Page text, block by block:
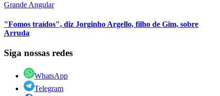
Grande Angular
"Fomos traídos", diz Jorginho Argello, filho de Gim, sobre
Arruda
Siga nossas redes
WhatsApp
Telegram